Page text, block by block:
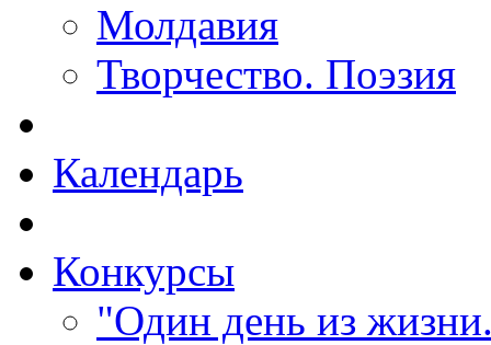
Молдавия
Творчество. Поэзия
Календарь
Конкурсы
"Один день из